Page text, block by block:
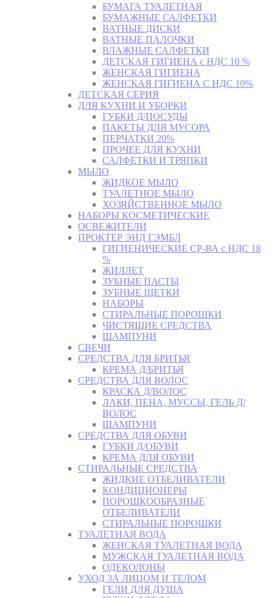
БУМАГА ТУАЛЕТНАЯ
БУМАЖНЫЕ САЛФЕТКИ
ВАТНЫЕ ДИСКИ
ВАТНЫЕ ПАЛОЧКИ
ВЛАЖНЫЕ САЛФЕТКИ
ДЕТСКАЯ ГИГИЕНА с НДС 10 %
ЖЕНСКАЯ ГИГИЕНА
ЖЕНСКАЯ ГИГИЕНА С НДС 10%
ДЕТСКАЯ СЕРИЯ
ДЛЯ КУХНИ И УБОРКИ
ГУБКИ Д/ПОСУДЫ
ПАКЕТЫ ДЛЯ МУСОРА
ПЕРЧАТКИ 20%
ПРОЧЕЕ ДЛЯ КУХНИ
САЛФЕТКИ И ТРЯПКИ
МЫЛО
ЖИДКОЕ МЫЛО
ТУАЛЕТНОЕ МЫЛО
ХОЗЯЙСТВЕННОЕ МЫЛО
НАБОРЫ КОСМЕТИЧЕСКИЕ
ОСВЕЖИТЕЛИ
ПРОКТЕР ЭНД ГЭМБЛ
ГИГИЕНИЧЕСКИЕ СР-ВА с НДС 18
%
ЖИЛЛЕТ
ЗУБНЫЕ ПАСТЫ
ЗУБНЫЕ ЩЕТКИ
НАБОРЫ
СТИРАЛЬНЫЕ ПОРОШКИ
ЧИСТЯЩИЕ СРЕДСТВА
ШАМПУНИ
СВЕЧИ
СРЕДСТВА ДЛЯ БРИТЬЯ
КРЕМА Д/БРИТЬЯ
СРЕДСТВА ДЛЯ ВОЛОС
КРАСКА Д/ВОЛОС
ЛАКИ, ПЕНА, МУССЫ, ГЕЛЬ Д/
ВОЛОС
ШАМПУНИ
СРЕДСТВА ДЛЯ ОБУВИ
ГУБКИ Д/ОБУВИ
КРЕМА ДЛЯ ОБУВИ
СТИРАЛЬНЫЕ СРЕДСТВА
ЖИДКИЕ ОТБЕЛИВАТЕЛИ
КОНДИЦИОНЕРЫ
ПОРОШКООБРАЗНЫЕ
ОТБЕЛИВАТЕЛИ
СТИРАЛЬНЫЕ ПОРОШКИ
ТУАЛЕТНАЯ ВОДА
ЖЕНСКАЯ ТУАЛЕТНАЯ ВОДА
МУЖСКАЯ ТУАЛЕТНАЯ ВОДА
ОДЕКОЛОНЫ
УХОД ЗА ЛИЦОМ И ТЕЛОМ
ГЕЛИ ДЛЯ ДУША